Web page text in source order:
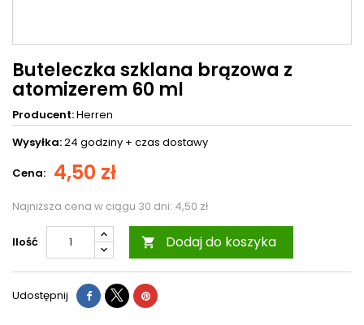
Buteleczka szklana brązowa z
atomizerem 60 ml
Producent:Herren
Wysyłka:24 godziny + czas dostawy
Cena: 4,50 zł
Najniższa cena w ciągu 30 dni: 4,50 zł
Ilość  Dodaj do koszyka
Udostępnij